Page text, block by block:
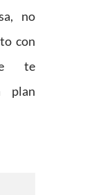
no
con
te
plan